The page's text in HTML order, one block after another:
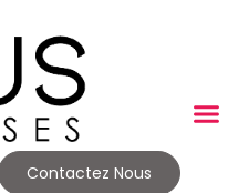
Contactez Nous